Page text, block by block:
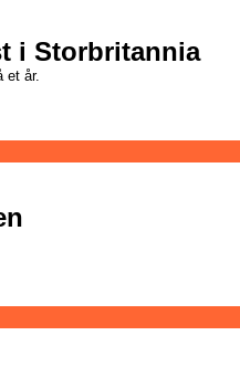
i Storbritannia
et år.